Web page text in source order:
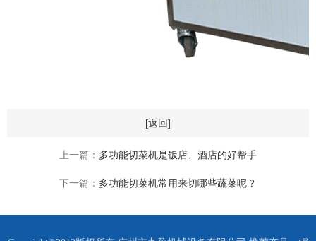
[返回]
上一篇： 多功能切菜机是饭店、酒店的好帮手
下一篇： 多功能切菜机常用来切哪些蔬菜呢？